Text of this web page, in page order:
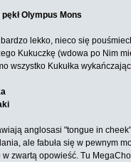
Olympus Mons
lekko, nieco się
Kukuczkę (wdowa po Nim
wszystko Kukułka
anglosasi "tongue in
ale fabuła się w pewnym
zwartą opowieść. Tu